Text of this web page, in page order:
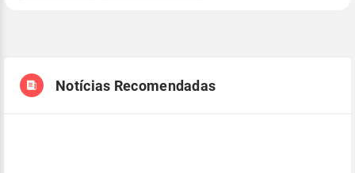
Notícias Recomendadas